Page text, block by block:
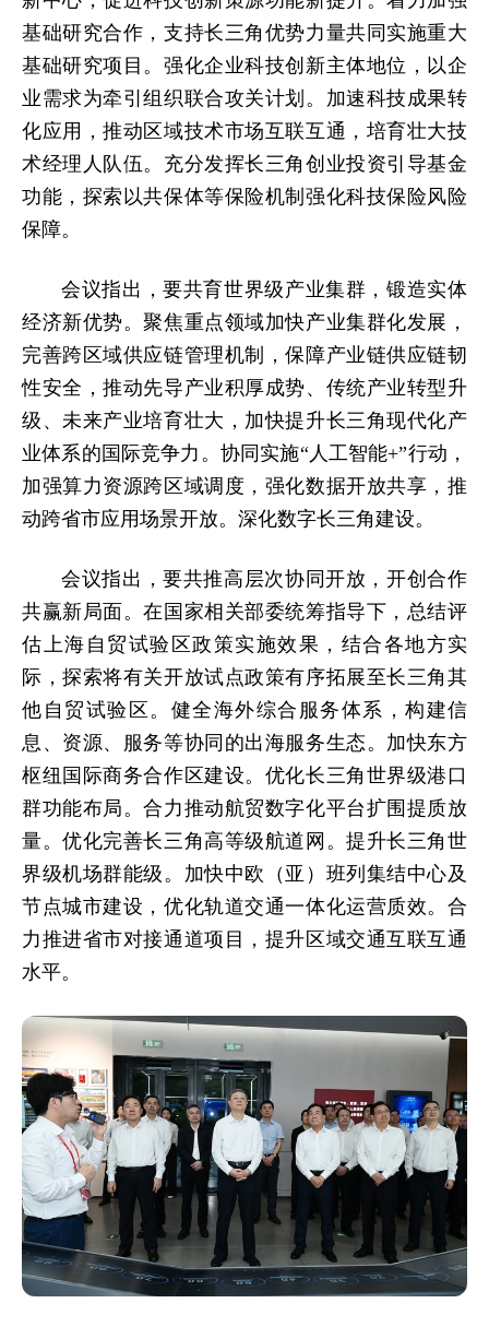
基础研究合作，支持长三角优势力量共同实施重大
基础研究项目。强化企业科技创新主体地位，以企
业需求为牵引组织联合攻关计划。加速科技成果转
化应用，推动区域技术市场互联互通，培育壮大技
术经理人队伍。充分发挥长三角创业投资引导基金
功能，探索以共保体等保险机制强化科技保险风险
保障。
会议指出，要共育世界级产业集群，锻造实体
经济新优势。聚焦重点领域加快产业集群化发展，
完善跨区域供应链管理机制，保障产业链供应链韧
性安全，推动先导产业积厚成势、传统产业转型升
级、未来产业培育壮大，加快提升长三角现代化产
业体系的国际竞争力。协同实施“人工智能+”行动，
加强算力资源跨区域调度，强化数据开放共享，推
动跨省市应用场景开放。深化数字长三角建设。
会议指出，要共推高层次协同开放，开创合作
共赢新局面。在国家相关部委统筹指导下，总结评
估上海自贸试验区政策实施效果，结合各地方实
际，探索将有关开放试点政策有序拓展至长三角其
他自贸试验区。健全海外综合服务体系，构建信
息、资源、服务等协同的出海服务生态。加快东方
枢纽国际商务合作区建设。优化长三角世界级港口
群功能布局。合力推动航贸数字化平台扩围提质放
量。优化完善长三角高等级航道网。提升长三角世
界级机场群能级。加快中欧（亚）班列集结中心及
节点城市建设，优化轨道交通一体化运营质效。合
力推进省市对接通道项目，提升区域交通互联互通
水平。